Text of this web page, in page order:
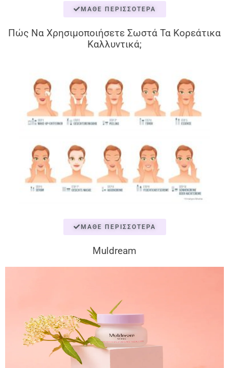
ΜΆΘΕ ΠΕΡΙΣΣΌΤΕΡΑ
Πώς Να Χρησιμοποιήσετε Σωστά Τα Κορεάτικα
Καλλυντικά;
ΜΆΘΕ ΠΕΡΙΣΣΌΤΕΡΑ
Muldream